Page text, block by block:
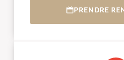
PRENDRE